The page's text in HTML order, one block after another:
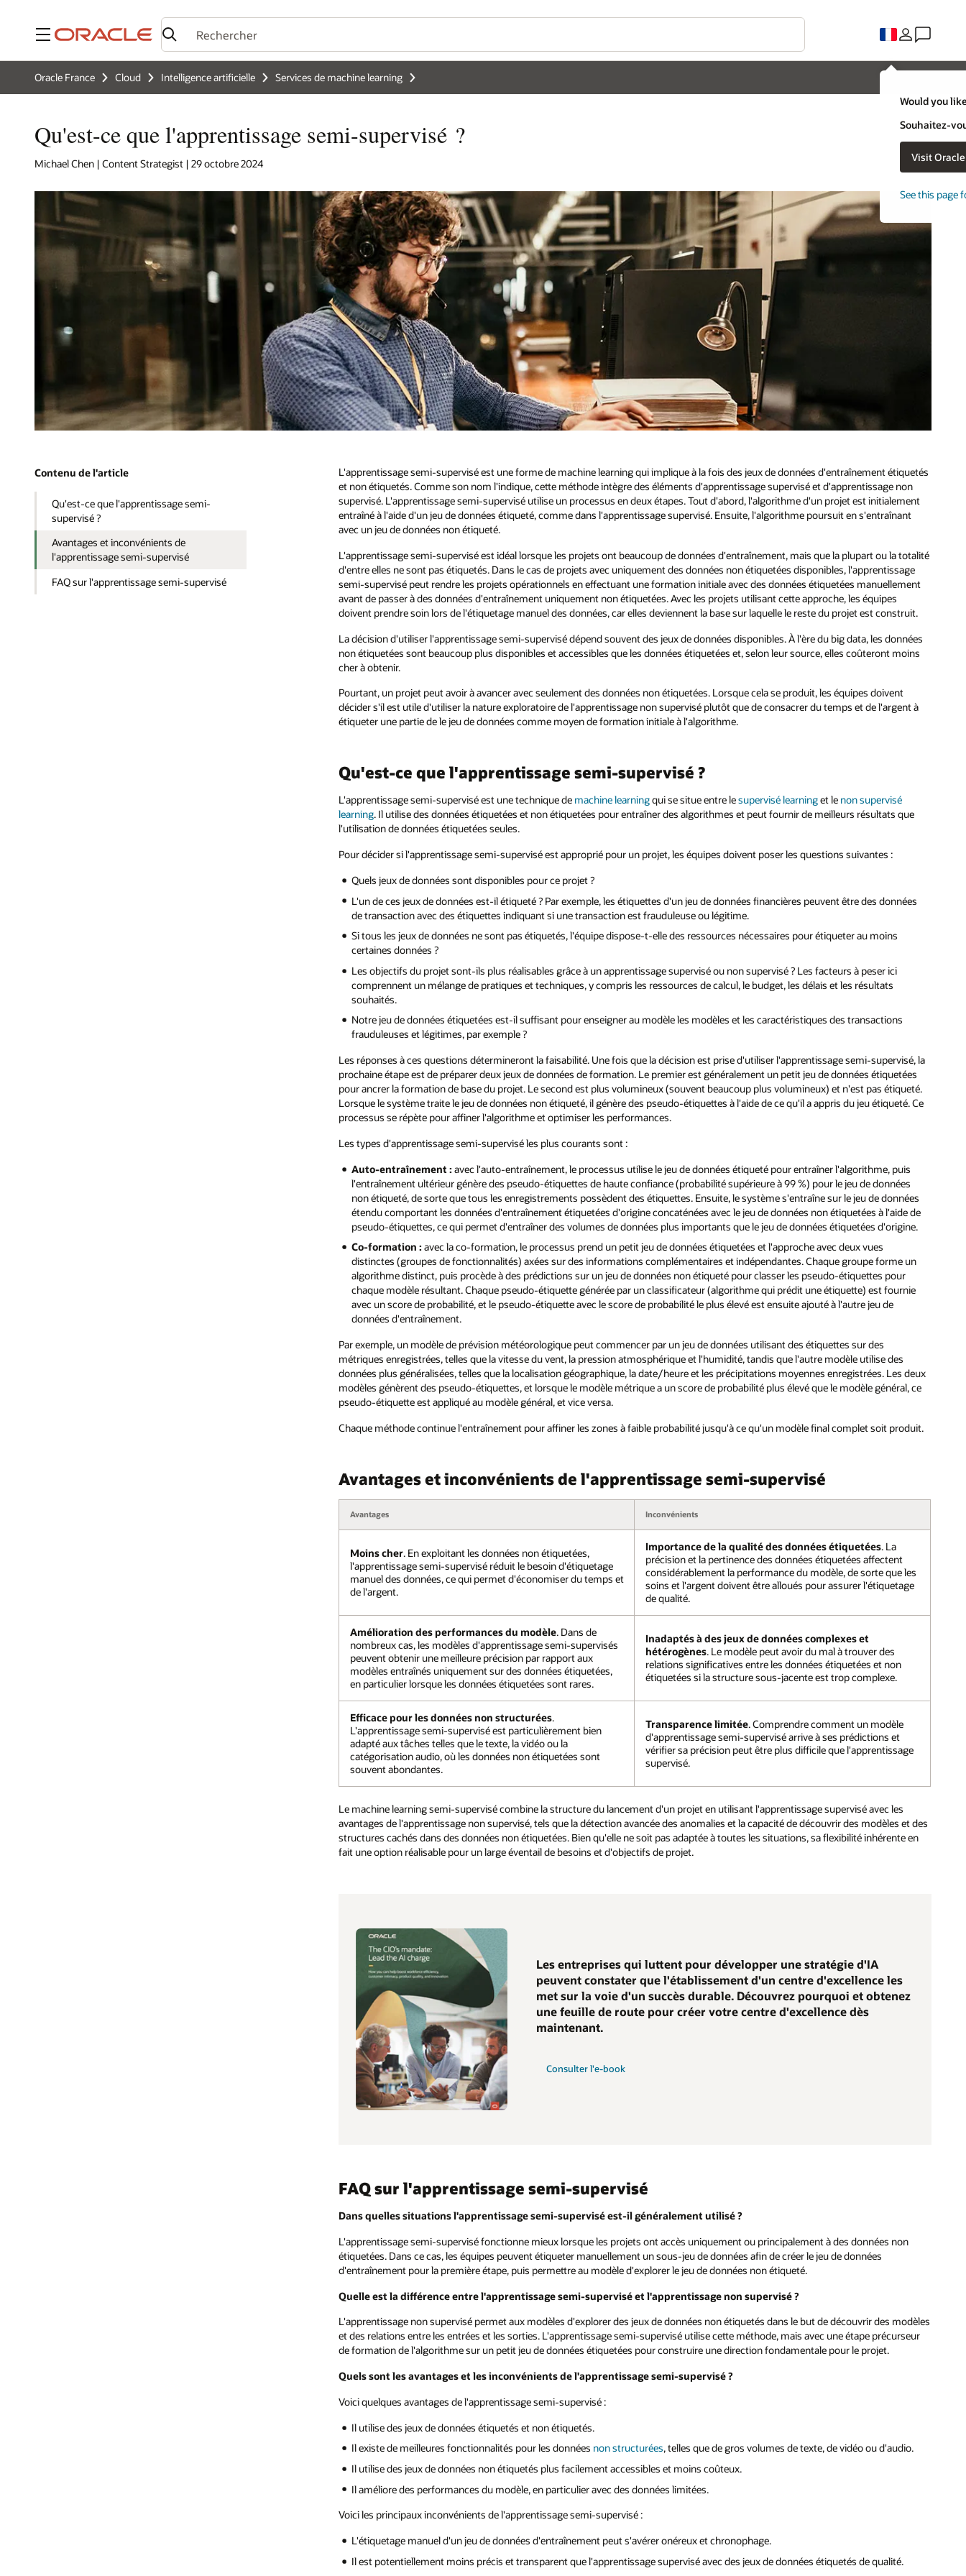
Menu
Would you
Souhaitez-
Visit
See this page
Oracle France Cloud Intelligence artificielle Services de machine learning
Qu'est-ce que l'apprentissage semi-supervisé ?
Michael Chen | Content Strategist | 29 octobre 2024
Contenu de l'article
Qu'est-ce que l'apprentissage semi-
supervisé ?
Avantages et inconvénients de
l'apprentissage semi-supervisé
FAQ sur l'apprentissage semi-supervisé
L'apprentissage semi-supervisé est une forme de machine learning qui implique à la fois des jeux de données d'entraînement étiquetés
et non étiquetés. Comme son nom l'indique, cette méthode intègre des éléments d'apprentissage supervisé et d'apprentissage non
supervisé. L'apprentissage semi-supervisé utilise un processus en deux étapes. Tout d'abord, l'algorithme d'un projet est initialement
entraîné à l'aide d'un jeu de données étiqueté, comme dans l'apprentissage supervisé. Ensuite, l'algorithme poursuit en s'entraînant
avec un jeu de données non étiqueté.
L'apprentissage semi-supervisé est idéal lorsque les projets ont beaucoup de données d'entraînement, mais que la plupart ou la totalité
d'entre elles ne sont pas étiquetés. Dans le cas de projets avec uniquement des données non étiquetées disponibles, l'apprentissage
semi-supervisé peut rendre les projets opérationnels en effectuant une formation initiale avec des données étiquetées manuellement
avant de passer à des données d'entraînement uniquement non étiquetées. Avec les projets utilisant cette approche, les équipes
doivent prendre soin lors de l'étiquetage manuel des données, car elles deviennent la base sur laquelle le reste du projet est construit.
La décision d'utiliser l'apprentissage semi-supervisé dépend souvent des jeux de données disponibles. À l'ère du big data, les données
non étiquetées sont beaucoup plus disponibles et accessibles que les données étiquetées et, selon leur source, elles coûteront moins
cher à obtenir.
Pourtant, un projet peut avoir à avancer avec seulement des données non étiquetées. Lorsque cela se produit, les équipes doivent
décider s'il est utile d'utiliser la nature exploratoire de l'apprentissage non supervisé plutôt que de consacrer du temps et de l'argent à
étiqueter une partie de le jeu de données comme moyen de formation initiale à l'algorithme.
Qu'est-ce que l'apprentissage semi-supervisé ?
L'apprentissage semi-supervisé est une technique de machine learningqui se situe entre lesupervisé learninget le non supervisé
learning. Il utilise des données étiquetées et non étiquetées pour entraîner des algorithmes et peut fournir de meilleurs résultats que
l'utilisation de données étiquetées seules.
Pour décider si l'apprentissage semi-supervisé est approprié pour un projet, les équipes doivent poser les questions suivantes :
Quels jeux de données sont disponibles pour ce projet ?
L'un de ces jeux de données est-il étiqueté ? Par exemple, les étiquettes d'un jeu de données financières peuvent être des données
de transaction avec des étiquettes indiquant si une transaction est frauduleuse ou légitime.
Si tous les jeux de données ne sont pas étiquetés, l'équipe dispose-t-elle des ressources nécessaires pour étiqueter au moins
certaines données ?
Les objectifs du projet sont-ils plus réalisables grâce à un apprentissage supervisé ou non supervisé ? Les facteurs à peser ici
comprennent un mélange de pratiques et techniques, y compris les ressources de calcul, le budget, les délais et les résultats
souhaités.
Notre jeu de données étiquetées est-il suffisant pour enseigner au modèle les modèles et les caractéristiques des transactions
frauduleuses et légitimes, par exemple ?
Les réponses à ces questions détermineront la faisabilité. Une fois que la décision est prise d'utiliser l'apprentissage semi-supervisé, la
prochaine étape est de préparer deux jeux de données de formation. Le premier est généralement un petit jeu de données étiquetées
pour ancrer la formation de base du projet. Le second est plus volumineux (souvent beaucoup plus volumineux) et n'est pas étiqueté.
Lorsque le système traite le jeu de données non étiqueté, il génère des pseudo-étiquettes à l'aide de ce qu'il a appris du jeu étiqueté. Ce
processus se répète pour affiner l'algorithme et optimiser les performances.
Les types d'apprentissage semi-supervisé les plus courants sont :
Auto-entraînement : avec l'auto-entraînement, le processus utilise le jeu de données étiqueté pour entraîner l'algorithme, puis
l'entraînement ultérieur génère des pseudo-étiquettes de haute confiance (probabilité supérieure à 99 %) pour le jeu de données
non étiqueté, de sorte que tous les enregistrements possèdent des étiquettes. Ensuite, le système s'entraîne sur le jeu de données
étendu comportant les données d'entraînement étiquetées d'origine concaténées avec le jeu de données non étiquetées à l'aide de
pseudo-étiquettes, ce qui permet d'entraîner des volumes de données plus importants que le jeu de données étiquetées d'origine.
Co-formation : avec la co-formation, le processus prend un petit jeu de données étiquetées et l'approche avec deux vues
distinctes (groupes de fonctionnalités) axées sur des informations complémentaires et indépendantes. Chaque groupe forme un
algorithme distinct, puis procède à des prédictions sur un jeu de données non étiqueté pour classer les pseudo-étiquettes pour
chaque modèle résultant. Chaque pseudo-étiquette générée par un classificateur (algorithme qui prédit une étiquette) est fournie
avec un score de probabilité, et le pseudo-étiquette avec le score de probabilité le plus élevé est ensuite ajouté à l'autre jeu de
données d'entraînement.
Par exemple, un modèle de prévision météorologique peut commencer par un jeu de données utilisant des étiquettes sur des
métriques enregistrées, telles que la vitesse du vent, la pression atmosphérique et l'humidité, tandis que l'autre modèle utilise des
données plus généralisées, telles que la localisation géographique, la date/heure et les précipitations moyennes enregistrées. Les deux
modèles génèrent des pseudo-étiquettes, et lorsque le modèle métrique a un score de probabilité plus élevé que le modèle général, ce
pseudo-étiquette est appliqué au modèle général, et vice versa.
Chaque méthode continue l'entraînement pour affiner les zones à faible probabilité jusqu'à ce qu'un modèle final complet soit produit.
Avantages et inconvénients de l'apprentissage semi-supervisé
Avantages Inconvénients
Moins cher. En exploitant les données non étiquetées,
l'apprentissage semi-supervisé réduit le besoin d'étiquetage
manuel des données, ce qui permet d'économiser du temps et
de l'argent.
Importance de la qualité des données étiquetées. La
précision et la pertinence des données étiquetées affectent
considérablement la performance du modèle, de sorte que les
soins et l'argent doivent être alloués pour assurer l'étiquetage
de qualité.
Amélioration des performances du modèle. Dans de
nombreux cas, les modèles d'apprentissage semi-supervisés
peuvent obtenir une meilleure précision par rapport aux
modèles entraînés uniquement sur des données étiquetées,
en particulier lorsque les données étiquetées sont rares.
Inadaptés à des jeux de données complexes et
hétérogènes. Le modèle peut avoir du mal à trouver des
relations significatives entre les données étiquetées et non
étiquetées si la structure sous-jacente est trop complexe.
Efficace pour les données non structurées.
L'apprentissage semi-supervisé est particulièrement bien
adapté aux tâches telles que le texte, la vidéo ou la
catégorisation audio, où les données non étiquetées sont
souvent abondantes.
Transparence limitée. Comprendre comment un modèle
d'apprentissage semi-supervisé arrive à ses prédictions et
vérifier sa précision peut être plus difficile que l'apprentissage
supervisé.
Le machine learning semi-supervisé combine la structure du lancement d'un projet en utilisant l'apprentissage supervisé avec les
avantages de l'apprentissage non supervisé, tels que la détection avancée des anomalies et la capacité de découvrir des modèles et des
structures cachés dans des données non étiquetées. Bien qu'elle ne soit pas adaptée à toutes les situations, sa flexibilité inhérente en
fait une option réalisable pour un large éventail de besoins et d'objectifs de projet.
Les entreprises qui luttent pour développer une stratégie d'IA
peuvent constater que l'établissement d'un centre d'excellence les
met sur la voie d'un succès durable. Découvrez pourquoi et obtenez
une feuille de route pour créer votre centre d'excellence dès
maintenant.
Consulter l'e-book
FAQ sur l'apprentissage semi-supervisé
Dans quelles situations l'apprentissage semi-supervisé est-il généralement utilisé ?
L'apprentissage semi-supervisé fonctionne mieux lorsque les projets ont accès uniquement ou principalement à des données non
étiquetées. Dans ce cas, les équipes peuvent étiqueter manuellement un sous-jeu de données afin de créer le jeu de données
d'entraînement pour la première étape, puis permettre au modèle d'explorer le jeu de données non étiqueté.
Quelle est la différence entre l'apprentissage semi-supervisé et l'apprentissage non supervisé ?
L'apprentissage non supervisé permet aux modèles d'explorer des jeux de données non étiquetés dans le but de découvrir des modèles
et des relations entre les entrées et les sorties. L'apprentissage semi-supervisé utilise cette méthode, mais avec une étape précurseur
de formation de l'algorithme sur un petit jeu de données étiquetées pour construire une direction fondamentale pour le projet.
Quels sont les avantages et les inconvénients de l'apprentissage semi-supervisé ?
Voici quelques avantages de l'apprentissage semi-supervisé :
Il utilise des jeux de données étiquetés et non étiquetés.
Il existe de meilleures fonctionnalités pour les données non structurées, telles que de gros volumes de texte, de vidéo ou d'audio.
Il utilise des jeux de données non étiquetés plus facilement accessibles et moins coûteux.
Il améliore des performances du modèle, en particulier avec des données limitées.
Voici les principaux inconvénients de l'apprentissage semi-supervisé :
L'étiquetage manuel d'un jeu de données d'entraînement peut s'avérer onéreux et chronophage.
Il est potentiellement moins précis et transparent que l'apprentissage supervisé avec des jeux de données étiquetés de qualité.